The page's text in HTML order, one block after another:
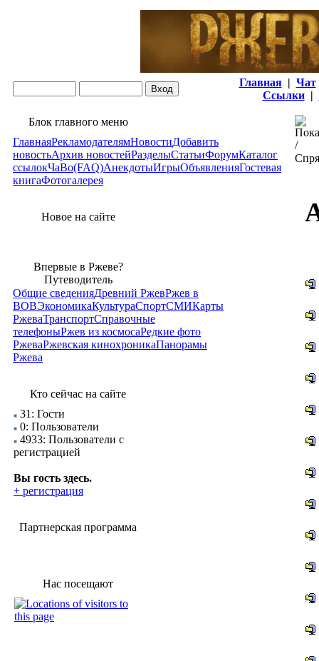
Главная | Чат
Ссылки |
Блок главного меню
ГлавнаяРекламодателямНовостиДобавить
новостьАрхив новостейРазделыСтатьиФорумКаталог
ссылокЧаВо(FAQ)АнекдотыИгрыОбъявленияГостевая
книгаФотогалерея
Новое на сайте
Впервые в Ржеве?
Путеводитель
Общие сведенияДревний РжевРжев в
ВОВЭкономикаКультураСпортСМИКарты
РжеваТранспортСправочные
телефоныРжев из космосаРедкие фото
РжеваРжевская кинохроникаПанорамы
Ржева
Кто сейчас на сайте
31: Гости
0: Пользователи
4933: Пользователи с
регистрацией
Вы гость здесь.
+ регистрация
Партнерская программа
Нас посещают